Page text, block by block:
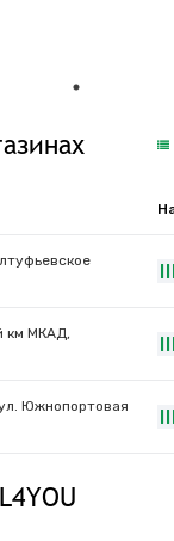
км МКАД,
Южнопортовая